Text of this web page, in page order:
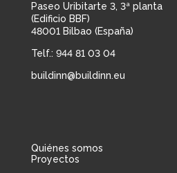
Paseo Uribitarte 3, 3ª planta
(Edificio BBF)
48001 Bilbao (España)
Telf.: 944 81 03 04
buildinn@buildinn.eu
Quiénes somos
Proyectos